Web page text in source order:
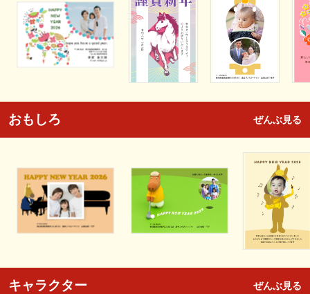
おもしろ ぜんぶ見る
キャラクター ぜんぶ見る